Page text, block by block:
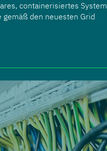
containerisiertes System
den neuesten Grid